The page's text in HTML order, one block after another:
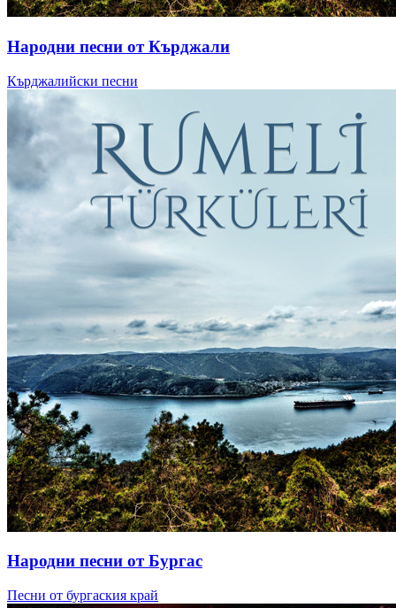
Народни песни от Кърджали
Кърджалийски песни
Народни песни от Бургас
Песни от бургаския край